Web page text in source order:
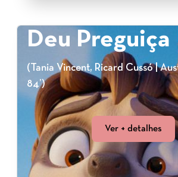
Deu Preguiça
(Tania Vincent, Ricard Cussó |
84’)
Ver + detalhes